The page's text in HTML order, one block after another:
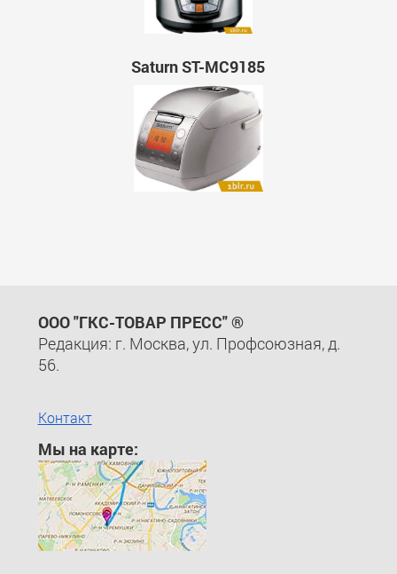
Saturn ST-MC9185
ООО "ГКС-ТОВАР ПРЕСС" ®
Редакция: г. Москва, ул. Профсоюзная, д.
56.
Контакт
Мы на карте: